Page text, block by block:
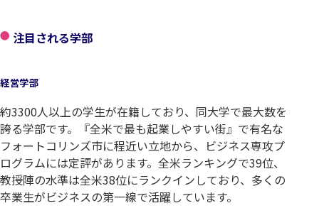
注目される学部
経営学部
約3300人以上の学生が在籍しており、同大学で最大数を
誇る学部です。『全米で最も起業しやすい街』で有名な
フォートコリンズ市に程近い立地から、ビジネス専攻プ
ログラムには定評があります。全米ランキングで39位、
教授陣の水準は全米38位にランクインしており、多くの
卒業生がビジネスの第一線で活躍しています。